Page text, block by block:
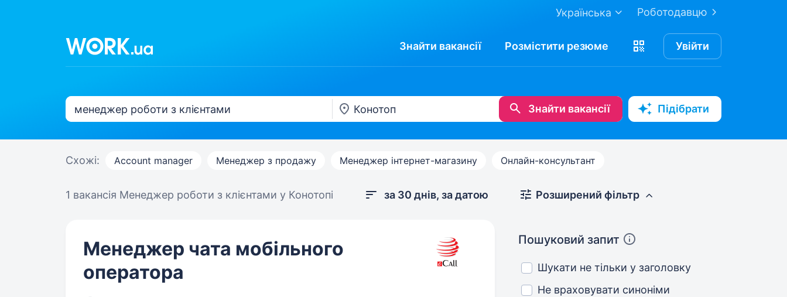
Роботодавцю
Українська
Знайти вакансії Розмістити резюме Увійти
Знайти вакансії Підібрати
Схожі: Account manager Менеджер з продажу Менеджер інтернет-магазину Онлайн-консультант
1 вакансія Менеджер роботи з клієнтами у Конотопі за 30 днів, за датою
Менеджер чата мобільного
оператора
Розширений фільтр
Пошуковий запит
Шукати не тільки у заголовку
Не враховувати синоніми